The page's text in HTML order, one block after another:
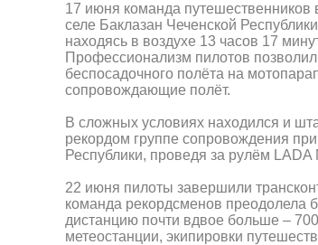
17 июня команда путешественников
селе Баклазан Чеченской
находясь в воздухе 13 часов 17
Профессионализм пилотов
беспосадочного полёта на
сопровождающие полёт.
В сложных условиях находился и
рекордом группе сопровождения
Республики, проведя за рулём
22 июня пилоты завершили
команда рекордсменов преодолела
дистанцию почти вдвое больше –
метеостанции, экипировки